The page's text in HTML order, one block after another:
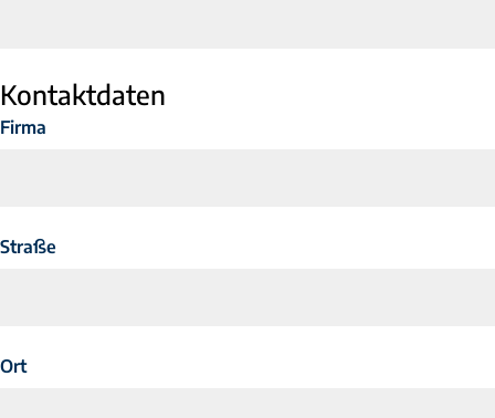
Kontaktdaten
Firma
Straße
Ort